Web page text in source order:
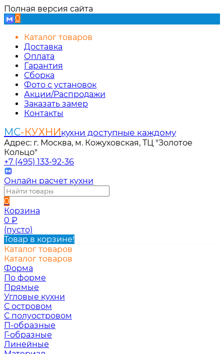
Полная версия сайта
0
Каталог товаров
Доставка
Оплата
Гарантия
Сборка
Фото с установок
Акции/Распродажи
Заказать замер
Контакты
МС-КУХНИкухни доступные каждому
Адрес: г. Москва, м. Кожуховская, ТЦ "Золотое
Кольцо"
+7 (495) 133-92-36
Онлайн расчет кухни
0
Корзина
0 ₽
(пусто)
Товар в корзине!
Каталог товаров
Каталог товаров
Форма
По форме
Прямые
Угловые кухни
С островом
С полуостровом
П-образные
Г-образные
Линейные